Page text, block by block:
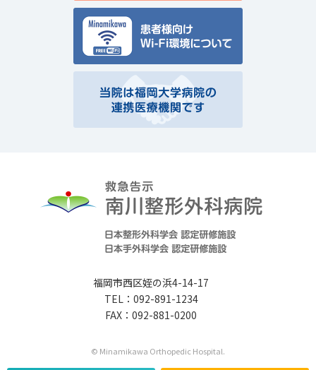
福岡市西区姪の浜4-14-17
TEL：092-891-1234
FAX：092-881-0200
© Minamikawa Orthopedic Hospital.